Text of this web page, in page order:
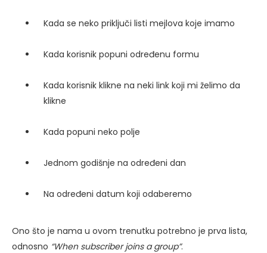
Kada se neko priključi listi mejlova koje imamo
Kada korisnik popuni određenu formu
Kada korisnik klikne na neki link koji mi želimo da
klikne
Kada popuni neko polje
Jednom godišnje na određeni dan
Na određeni datum koji odaberemo
Ono što je nama u ovom trenutku potrebno je prva lista,
odnosno “When subscriber joins a group”.